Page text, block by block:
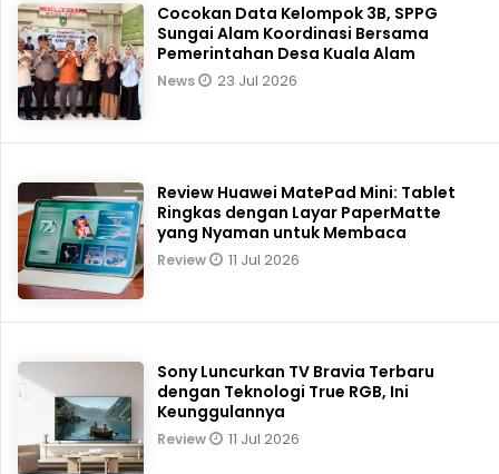
Cocokan Data Kelompok 3B, SPPG
Sungai Alam Koordinasi Bersama
Pemerintahan Desa Kuala Alam
News 23 Jul 2026
Review Huawei MatePad Mini: Tablet
Ringkas dengan Layar PaperMatte
yang Nyaman untuk Membaca
Review 11 Jul 2026
Sony Luncurkan TV Bravia Terbaru
dengan Teknologi True RGB, Ini
Keunggulannya
Review 11 Jul 2026